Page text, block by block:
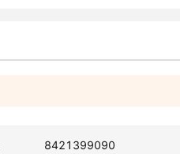
8421399090